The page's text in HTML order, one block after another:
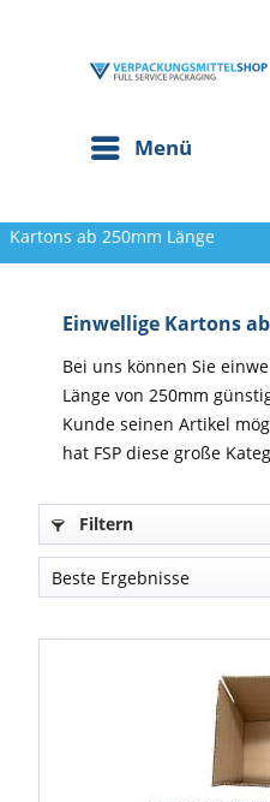
Menü
Kartons ab 250mm Länge
Einwellige Kartons
Bei uns können Sie
Länge von 250mm
Kunde seinen Artikel
hat FSP diese große
Filtern